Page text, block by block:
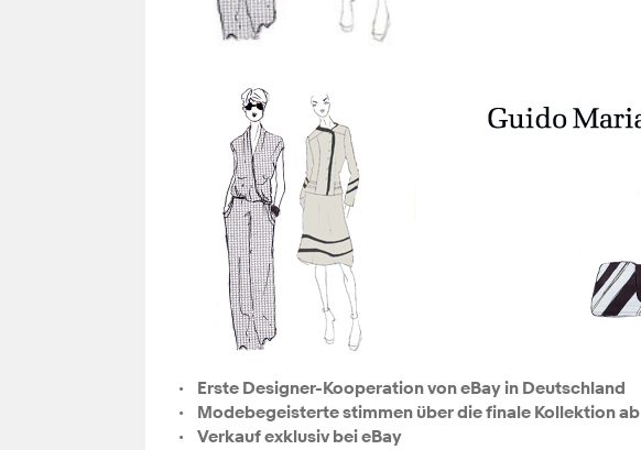
• Erste Designer-Kooperation von eBay in Deutschland
• Modebegeisterte stimmen über die finale Kollektion ab
• Verkauf exklusiv bei eBay